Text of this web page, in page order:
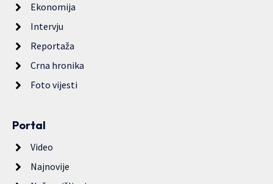
Ekonomija
Intervju
Reportaža
Crna hronika
Foto vijesti
Portal
Video
Najnovije